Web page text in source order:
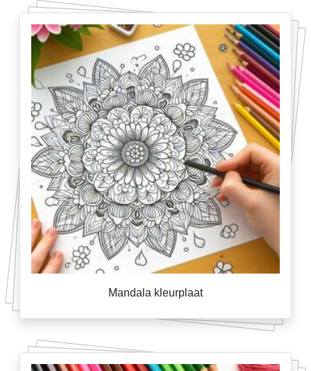
Mandala kleurplaat